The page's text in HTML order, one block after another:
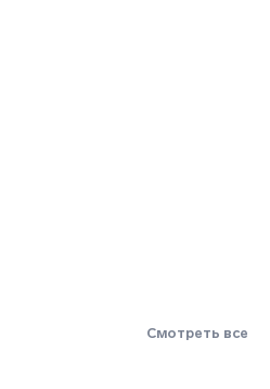
Смотреть все